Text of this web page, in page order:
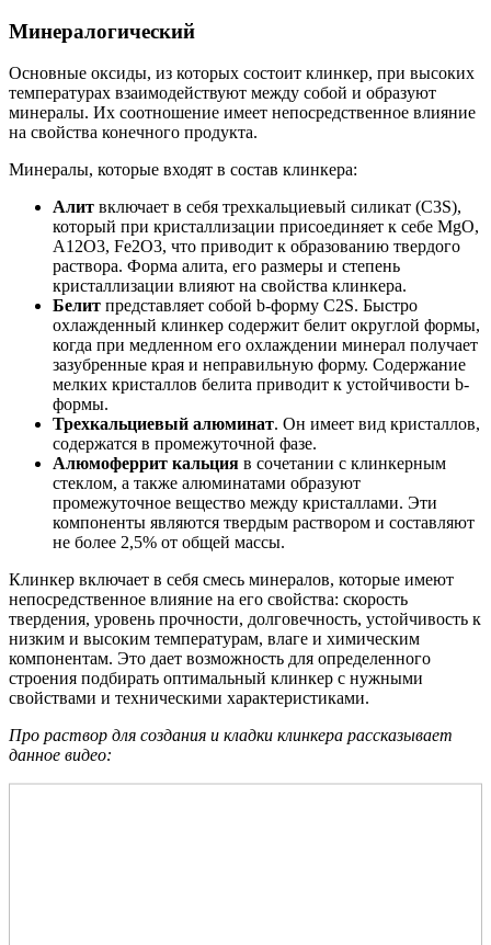
Минералогический
Основные оксиды, из которых состоит клинкер, при высоких
температурах взаимодействуют между собой и образуют
минералы. Их соотношение имеет непосредственное влияние
на свойства конечного продукта.
Минералы, которые входят в состав клинкера:
Алит включает в себя трехкальциевый силикат (C3S),
который при кристаллизации присоединяет к себе MgO,
A12O3, Fe2O3, что приводит к образованию твердого
раствора. Форма алита, его размеры и степень
кристаллизации влияют на свойства клинкера.
Белит представляет собой b-форму C2S. Быстро
охлажденный клинкер содержит белит округлой формы,
когда при медленном его охлаждении минерал получает
зазубренные края и неправильную форму. Содержание
мелких кристаллов белита приводит к устойчивости b-
формы.
Трехкальциевый алюминат. Он имеет вид кристаллов,
содержатся в промежуточной фазе.
Алюмоферрит кальция в сочетании с клинкерным
стеклом, а также алюминатами образуют
промежуточное вещество между кристаллами. Эти
компоненты являются твердым раствором и составляют
не более 2,5% от общей массы.
Клинкер включает в себя смесь минералов, которые имеют
непосредственное влияние на его свойства: скорость
твердения, уровень прочности, долговечность, устойчивость к
низким и высоким температурам, влаге и химическим
компонентам. Это дает возможность для определенного
строения подбирать оптимальный клинкер с нужными
свойствами и техническими характеристиками.
Про раствор для создания и кладки клинкера рассказывает
данное видео: